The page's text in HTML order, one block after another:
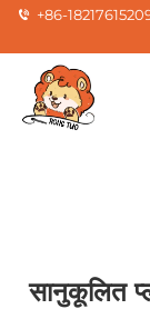
+86-
सानुकूलित